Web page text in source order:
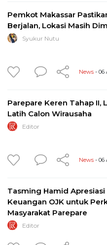
Pemkot Makassar
Berjalan, Lokasi Masih
Syukur Nutu
News - 06
Parepare Keren Tahap II,
Latih Calon Wirausaha
Editor
News - 06
Tasming Hamid Apresiasi
Keuangan OJK untuk
Masyarakat Parepare
Editor